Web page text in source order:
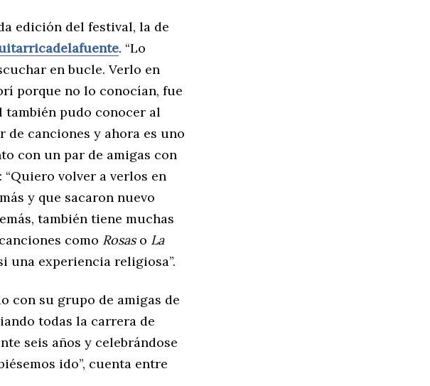
edición del festival, la de
. “Lo
en bucle. Verlo en
porque no lo conocían, fue
también pudo conocer al
de canciones y ahora es uno
con un par de amigas con
volver a verlos en
y que sacaron nuevo
también tiene muchas
como Rosaso La
una experiencia religiosa”.
con su grupo de amigas de
todas la carrera de
seis años y celebrándose
ido”, cuenta entre